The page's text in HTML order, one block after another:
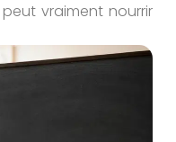
vraiment nourrir